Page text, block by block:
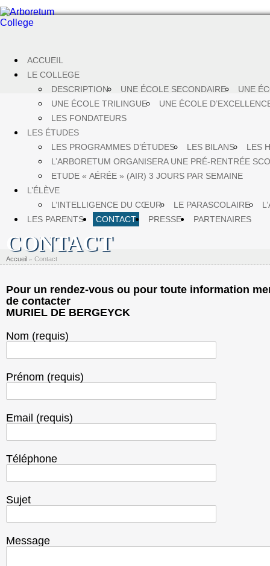
ACCUEIL
LE COLLEGE
DESCRIPTION
UNE ÉCOLE SECONDAIRE
UNE
UNE ÉCOLE TRILINGUE
UNE ÉCOLE
LES FONDATEURS
LES ÉTUDES
LES PROGRAMMES D’ÉTUDES
LES BILANS
LES
L’ARBORETUM ORGANISERA UNE PRÉ-RENTRÉE
ETUDE « AÉRÉE » (AIR) 3 JOURS PAR SEMAINE
L’ÉLÈVE
L’INTELLIGENCE DU CŒUR
LE PARASCOLAIRE
LES PARENTS
CONTACT PRESSE PARTENAIRES
CONTACT
Accueil » Contact
Pour un rendez-vous ou pour toute information
de contacter
MURIEL DE BERGEYCK
Nom (requis)
Prénom (requis)
Email (requis)
Téléphone
Sujet
Message